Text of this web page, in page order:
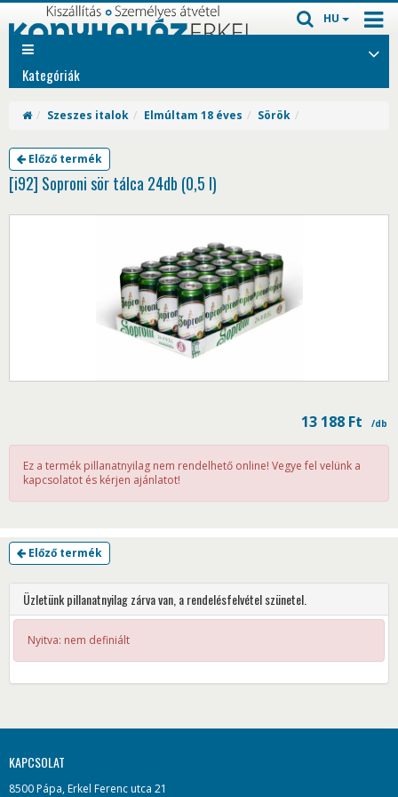
HU
Kategóriák
Szeszes italok Elmúltam 18 éves Sörök
Előző termék
[i92] Soproni sör tálca 24db (0,5 l)
13 188 Ft /db
Ez a termék pillanatnyilag nem rendelhető online! Vegye fel velünk a
kapcsolatot és kérjen ajánlatot!
Előző termék
Üzletünk pillanatnyilag zárva van, a rendelésfelvétel szünetel.
Nyitva: nem definiált
KAPCSOLAT
8500 Pápa, Erkel Ferenc utca 21